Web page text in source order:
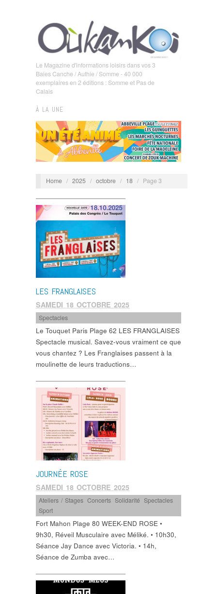
Le Magazine d'informations loisirs dans vos 3
Baies Canche / Authie / Somme - 40 000
exemplaires en 2 éditions : Somme et Pas de
Calais
À LA UNE
Home / 2025 / octobre / 18 / Page 3
LES FRANGLAISES
SAMEDI 18 OCTOBRE 2025
Spectacles
Le Touquet Paris Plage 62 LES FRANGLAISES
Spectacle musical. Savez-vous vraiment ce que
vous chantez ? Les Franglaises passent à la
moulinette de leurs traductions…
JOURNÉE ROSE
SAMEDI 18 OCTOBRE 2025
Ateliers / Stages ,Concerts ,Solidarité ,Spectacles
Sport
Fort Mahon Plage 80 WEEK-END ROSE •
9h30, Réveil Musculaire avec Méliké. • 10h30,
Séance Jay Dance avec Victoria. • 14h,
Séance de Zumba avec…